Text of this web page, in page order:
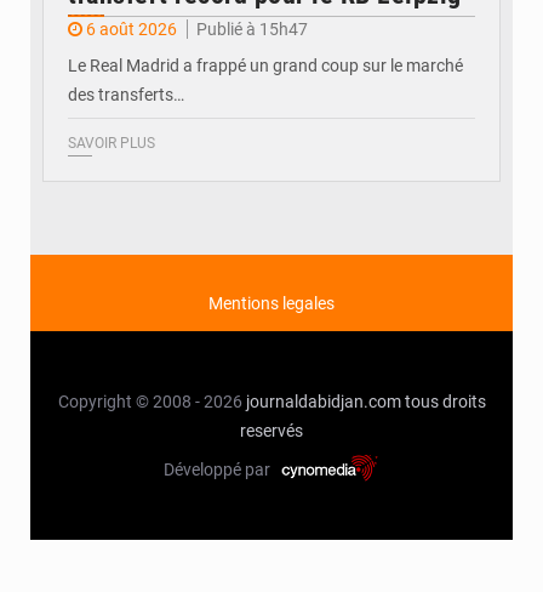
6 août 2026
Publié à 15h47
Le Real Madrid a frappé un grand coup sur le marché
des transferts…
SAVOIR PLUS
Mentions legales
Copyright © 2008 - 2026 journaldabidjan.com tous droits
reservés
Développé par